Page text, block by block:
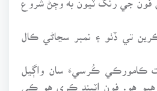
تي ڏٺو ۽ نمبر سڃاڻي ڪال
ڪامورڪي ڪُرسيءَ سان واڳيل
هو. فون اٽينڊ ڪري هو ڪي